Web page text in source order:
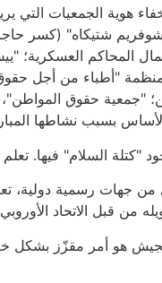
هوية الجمعيات
"شوفريم شتيكاه" (كسر
المحاكم
"أطباء من أجل حقوق
"جمعية حقوق
بسبب نشاطها
"كتلة السلام" فيها.
جهات رسمية دولية،
هو أمر مقزّز بشكل